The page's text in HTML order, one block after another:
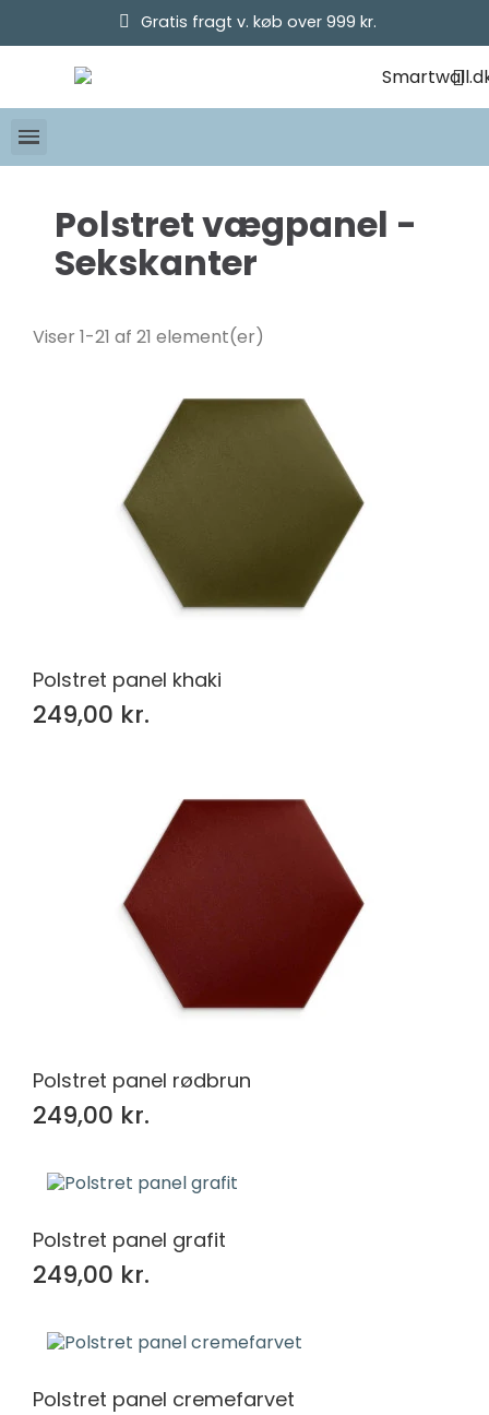
Gratis fragt v. køb over 999 kr.
Pris
21
21
Polstret vægpanel -
Sekskanter
Viser 1-21 af 21 element(er)
Polstret panel khaki
249,00 kr.
Polstret panel rødbrun
249,00 kr.
Polstret panel grafit
249,00 kr.
Polstret panel cremefarvet